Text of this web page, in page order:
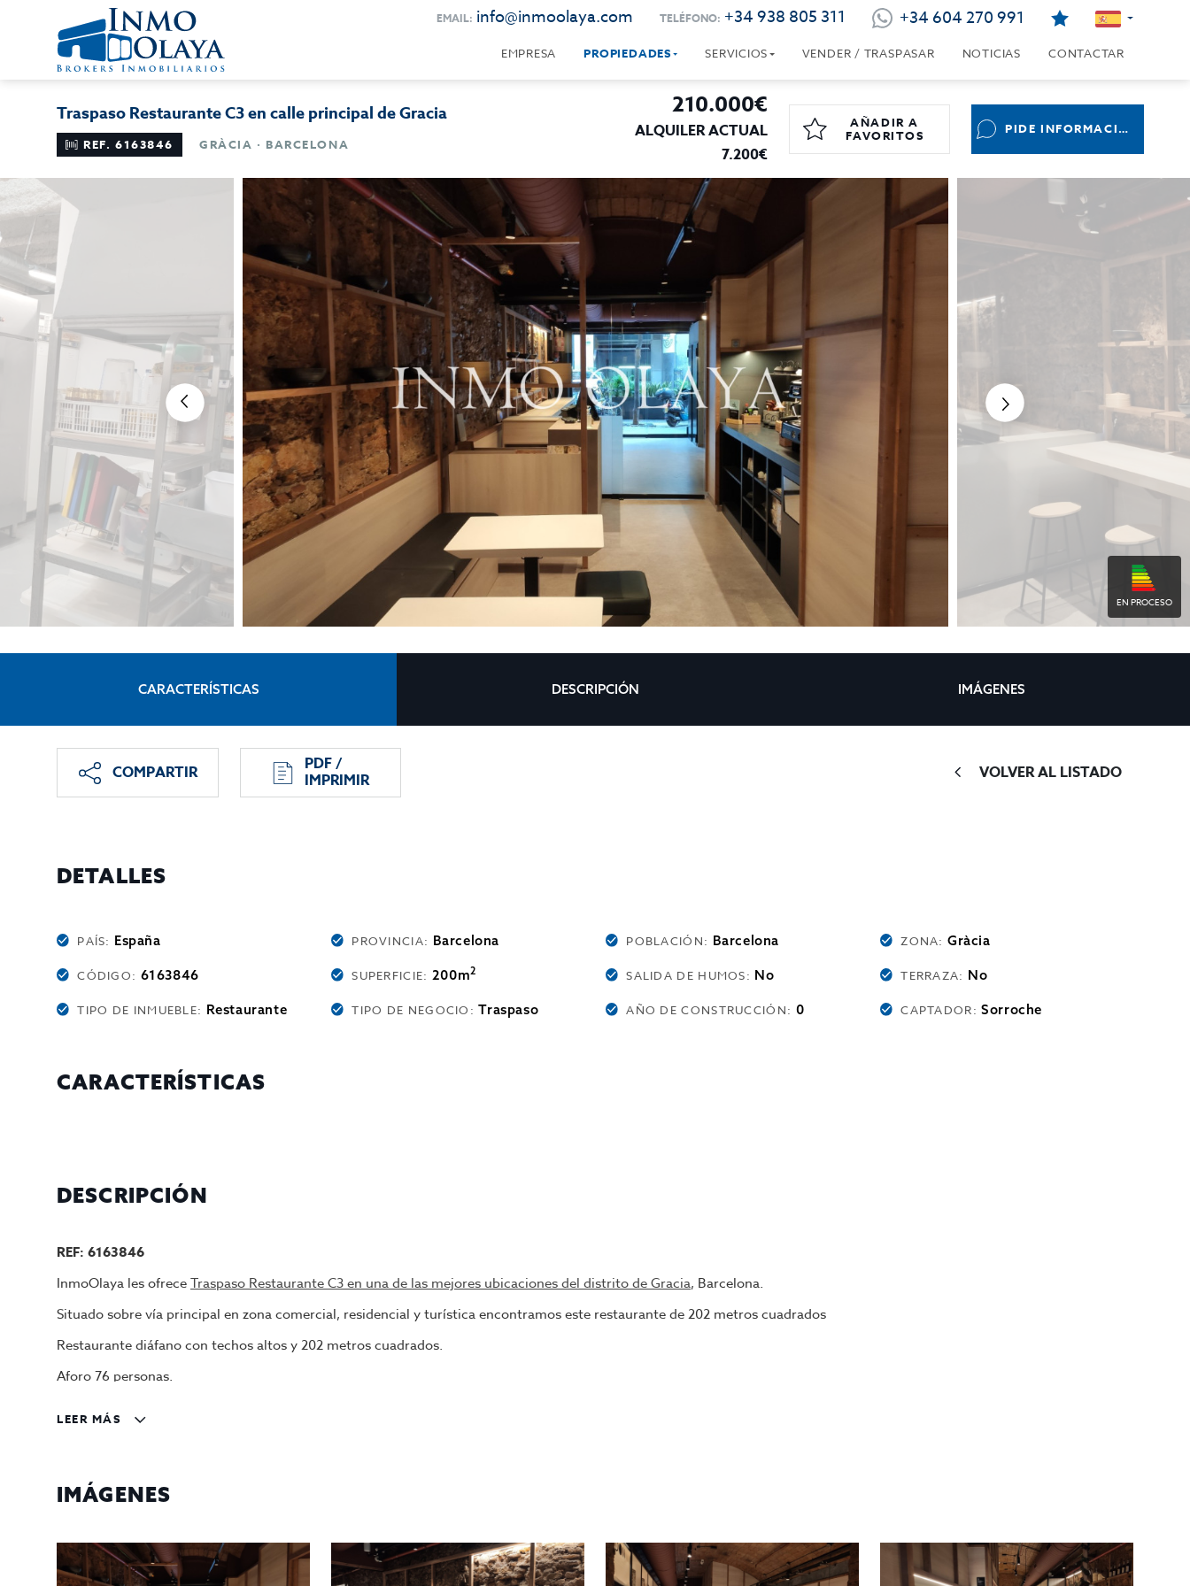
EMAIL: info@inmoolaya.com TELÉFONO: +34 938 805 311 +34 604 270 991
EMPRESA PROPIEDADES SERVICIOS VENDER / TRASPASAR NOTICIAS CONTACTAR
Traspaso Restaurante C3 en calle principal de Gracia
REF. 6163846 GRÀCIA · BARCELONA
210.000€
ALQUILER ACTUAL
7.200€
AÑADIR A
FAVORITOS
PIDE INFORMACIÓN
EN PROCESO
CARACTERÍSTICAS DESCRIPCIÓN IMÁGENES
COMPARTIR PDF /
IMPRIMIR VOLVER AL LISTADO
DETALLES
PAÍS: España PROVINCIA: Barcelona POBLACIÓN: Barcelona ZONA:Gràcia
CÓDIGO: 6163846 SUPERFICIE: 200m2 SALIDA DE HUMOS: No TERRAZA: No
TIPO DE INMUEBLE: Restaurante TIPO DE NEGOCIO:Traspaso AÑO DE CONSTRUCCIÓN: 0 CAPTADOR:Sorroche
CARACTERÍSTICAS
DESCRIPCIÓN
REF: 6163846
InmoOlaya les ofreceTraspaso Restaurante C3 en una de las mejores ubicaciones del distrito de Gracia, Barcelona.
Situado sobre vía principal en zona comercial, residencial y turística encontramos este restaurante de 202 metros cuadrados
Restaurante diáfano con techos altos y 202 metros cuadrados.
Aforo 76 personas.
Traspaso 210.000 € y Alquiler 7.200 €
InmoOlaya, agencia líder en traspasos de hotelería, póngase en contacto con nosotros, o visite nuestro portal; encontrará la mayor selección de restaurantes y negocios de
hostelería en traspaso de Barcelona. Un asesor le acompañara en todo el proceso, ahorrando tiempo y seleccionando los mejores negocios para su proyecto.
LEER MÁS
IMÁGENES